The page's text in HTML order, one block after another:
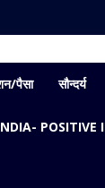
पैसा सौन्दर्य
POSITIVE